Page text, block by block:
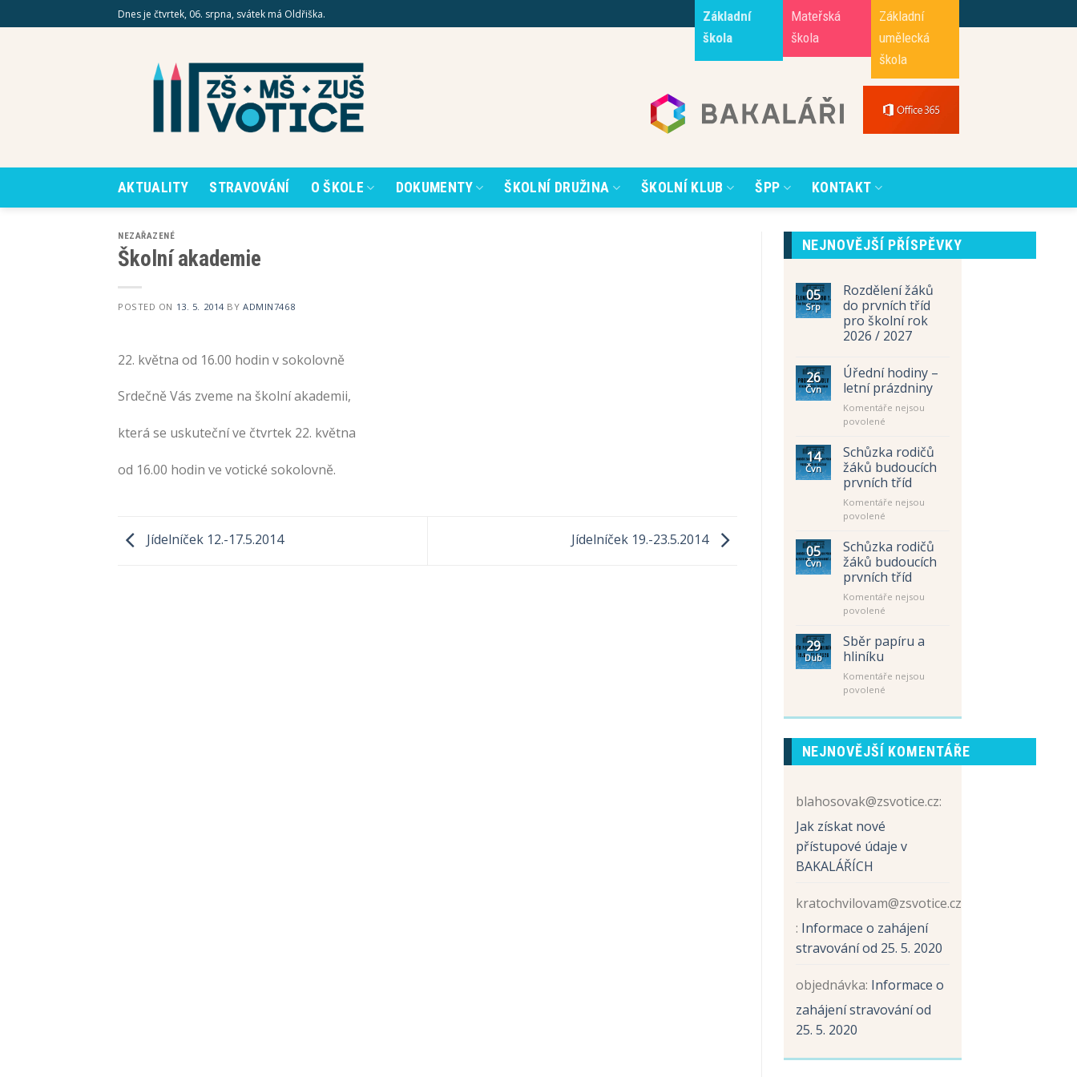
to
Dnes je čtvrtek, 06. srpna, svátek má Oldřiška.
Mateřská
škola
Základní
škola
Základní
umělecká
škola
AKTUALITY STRAVOVÁNÍ O ŠKOLE DOKUMENTY ŠKOLNÍ DRUŽINA ŠKOLNÍ KLUB ŠPP KONTAKT
NEZAŘAZENÉ
Školní akademie
POSTED ON 13. 5. 2014BYADMIN7468
22. května od 16.00 hodin v sokolovně
Srdečně Vás zveme na školní akademii,
která se uskuteční ve čtvrtek 22. května
od 16.00 hodin ve votické sokolovně.
Jídelníček 12.-17.5.2014 Jídelníček 19.-23.5.2014
NEJNOVĚJŠÍ PŘÍSPĚVKY
05
Srp
Rozdělení žáků
do prvních tříd
pro školní rok
2026 / 2027
26
Čvn
Úřední hodiny –
letní prázdniny
Komentáře nejsou
povolenéu
s
názvem
Úřední
hodiny
–
letní
14
Čvn
Schůzka rodičů
žáků budoucích
prvních tříd
Komentáře nejsou
povolenéu
s
názvem
Schůzka
rodičů
žáků
budoucích
tříd
05
Čvn
Schůzka rodičů
žáků budoucích
prvních tříd
Komentáře nejsou
povolenéu
s
názvem
rodičů
žáků
prvních
29
Dub
Sběr papíru a
hliníku
Komentáře nejsou
povolenéu
s
Sběr
papíru
NEJNOVĚJŠÍ KOMENTÁŘE
blahosovak@zsvotice.cz:
Jak získat nové
přístupové údaje v
BAKALÁŘÍCH
kratochvilovam@zsvotice.cz
: Informace o zahájení
stravování od 25. 5. 2020
objednávka: Informace o
zahájení stravování od
25. 5. 2020